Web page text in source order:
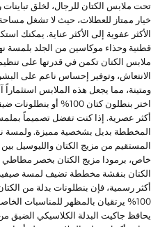
تحت ملابس الكتان للرجال، لخلق
خيار ممتاز للعطلات، حيث لا تشغل
الأكثر عفوية إلى الأكثر عناية. يمكنك
قطنية وحذاء موكاسين من الجلد بلمسة
ملابس الكتان تكمن في قدرتها على
الانتعاش، وتوفير إحساس ناعم على
ومتينة، مما يجعل هذه الملابس استثماراً
اختر بنطلون كتان
المخططة بديل بشخصية مميزة. ولمسة
المستقيم من مزيج الكتان والليوسيل بين
خاص، برمودا مزيج الكتان بخصر مطاطي
الكتان بنقشة مخططة تضيف لمسة
100% يرتقيان بالمظهر للمناسبات
يحافظ جاكيت البدلة الكلاسيكي الضيق